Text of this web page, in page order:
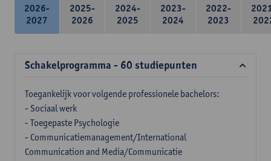
2026-
2027
2025-
2026
2024-
2025
2023-
2024
2022-
2023
Schakelprogramma - 60 studiepunten
Toegankelijk voor volgende professionele bachelors:
- Sociaal werk
- Toegepaste Psychologie
- Communicatiemanagement/International
Communication and Media/Communicatie